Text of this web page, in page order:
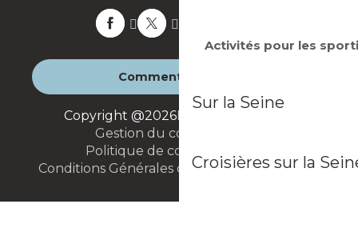
Activités pour les
Sur la Seine
Croisières sur la
Comment venir ?
Copyright @2026
Gestion du consentement
Politique de confidentialité
Conditions Générales de Vente
Plan du site